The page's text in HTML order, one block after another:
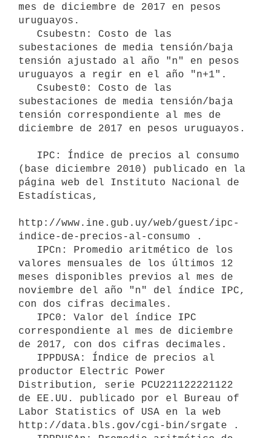
mes de diciembre de 2017 en pesos
uruguayos.
subestaciones de media tensión/baja
tensión ajustado al año "n" en pesos
uruguayos a regir en el año "n+1".
subestaciones de media tensión/baja
tensión correspondiente al mes de
diciembre de 2017 en pesos uruguayos.
(base diciembre 2010) publicado en la
página web del Instituto Nacional de
Estadísticas,
http://www.ine.gub.uy/web/guest/ipc-
indice-de-precios-al-consumo .
valores mensuales de los últimos 12
meses disponibles previos al mes de
noviembre del año "n" del índice IPC,
con dos cifras decimales.
correspondiente al mes de diciembre
de 2017, con dos cifras decimales.
productor Electric Power
Distribution, serie PCU221122221122
de EE.UU. publicado por el Bureau of
Labor Statistics of USA en la web
http://data.bls.gov/cgi-bin/srgate .